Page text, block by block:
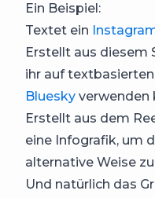
Ein Beispiel:
Textet ein
Erstellt aus diesem
ihr auf
Bluesky verwenden
Erstellt aus dem
eine Infografik, um
alternative Weise
Und natürlich das